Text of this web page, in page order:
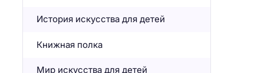
История искусства для детей
Книжная полка
Мир искусства для детей